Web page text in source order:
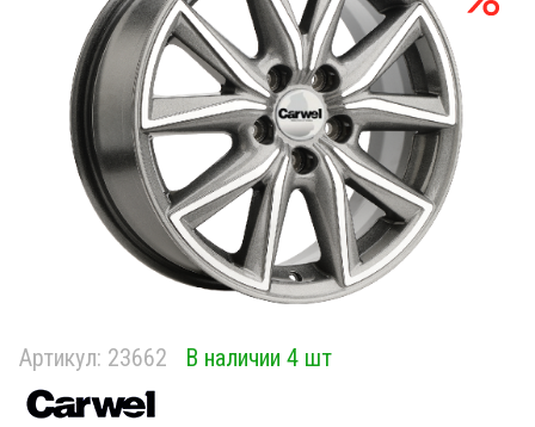
Артикул: 23662 В наличии 4 шт